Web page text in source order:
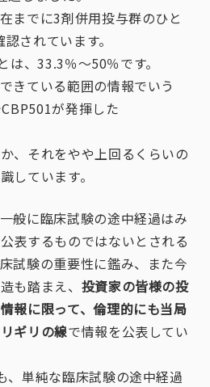
までに3剤併用投与群のひと
されています。
、33.3％〜50％です。
きている範囲の情報でいう
が発揮した
、それをやや上回るくらいの
しています。
般に臨床試験の途中経過はみ
表するものではないとされる
試験の重要性に鑑み、また今
も踏まえ、 投資家の皆様の投
報に限って、倫理的にも当局
ギリの線で情報を公表してい
、単純な臨床試験の途中経過